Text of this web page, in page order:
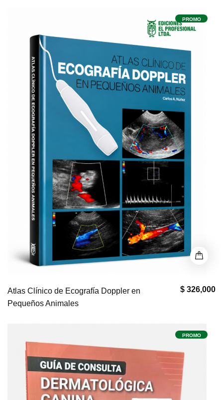
PROMO
$ 326,000
Atlas Clínico de Ecografía Doppler en
Pequeños Animales
PROMO